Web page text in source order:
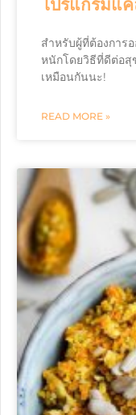
โปรแกรมแ
สำหรับผู้ที่ต้องการ
หนักโดยวิธีที่ดีต่อสุ
เหมือนกันนะ!
READ MORE »